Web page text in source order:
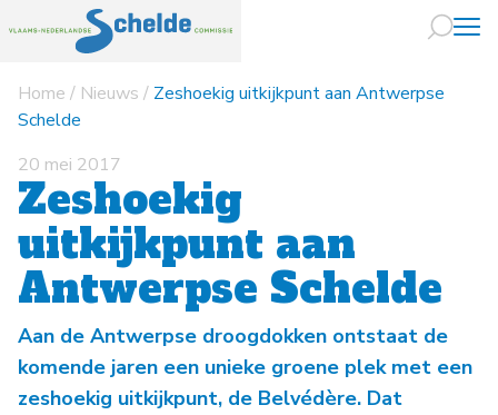
Naar
Home / Nieuws / Zeshoekig uitkijkpunt aan Antwerpse
Schelde
20 mei 2017
Zeshoekig
uitkijkpunt aan
Antwerpse Schelde
Aan de Antwerpse droogdokken ontstaat de
komende jaren een unieke groene plek met een
zeshoekig uitkijkpunt, de Belvédère. Dat